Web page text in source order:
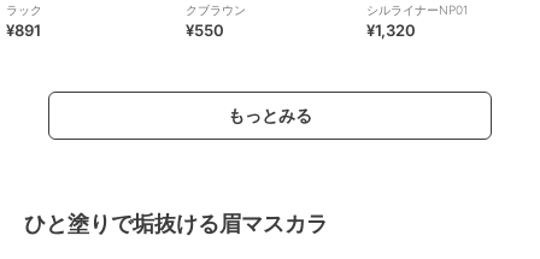
ラック
¥891
クブラウン
¥550
シルライナーNP01
¥1,320
もっとみる
ひと塗りで垢抜ける眉マスカラ